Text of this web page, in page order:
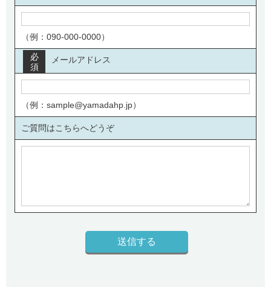
（例：090-000-0000）
メールアドレス
必
須
（例：sample@yamadahp.jp）
ご質問はこちらへどうぞ